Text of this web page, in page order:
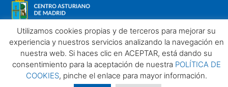
Aviso legalPolítica de privacidadPolítica de Cookies
Centro Asturiano de Madrid. Todos los derechos reservados
2025©
Utilizamos cookies propias y de terceros para mejorar su
experiencia y nuestros servicios analizando la navegación en
nuestra web. Si haces clic en ACEPTAR, está dando su
consentimiento para la aceptación de nuestra POLÍTICA DE
COOKIES, pinche el enlace para mayor información.